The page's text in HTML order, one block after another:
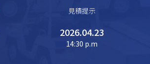
見積提示
2026.04.23
14:30 p.m